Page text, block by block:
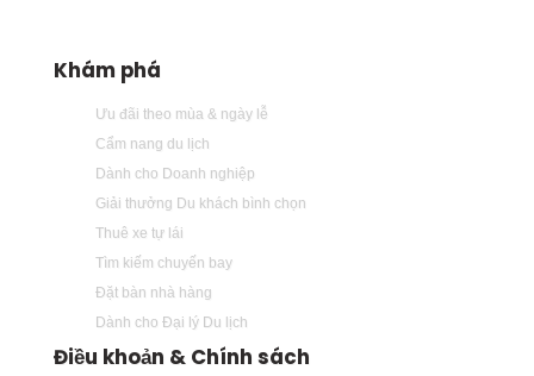
Khám phá
Ưu đãi theo mùa & ngày lễ
Cẩm nang du lịch
Dành cho Doanh nghiệp
Giải thưởng Du khách bình chọn
Thuê xe tự lái
Tìm kiếm chuyến bay
Đặt bàn nhà hàng
Dành cho Đại lý Du lịch
Điều khoản & Chính sách